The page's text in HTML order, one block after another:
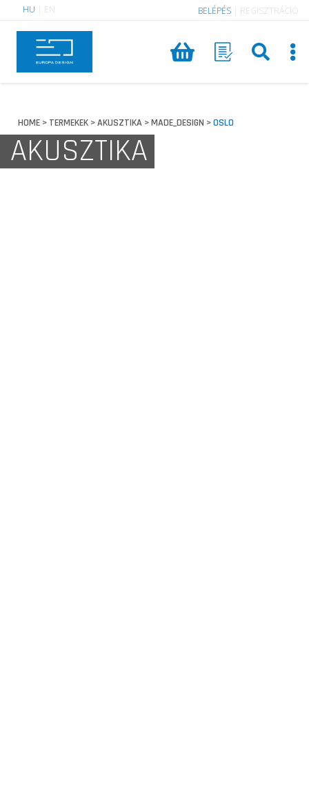
HU EN BELÉPÉS REGISZTRÁCIÓ
HOME > TERMEKEK >AKUSZTIKA >MADE_DESIGN >OSLO
AKUSZTIKA